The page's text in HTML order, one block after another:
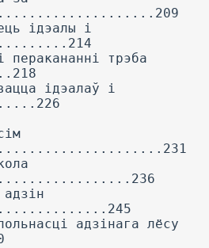
ідэалы і
трэба
ідэалаў і
адзінага лёсу